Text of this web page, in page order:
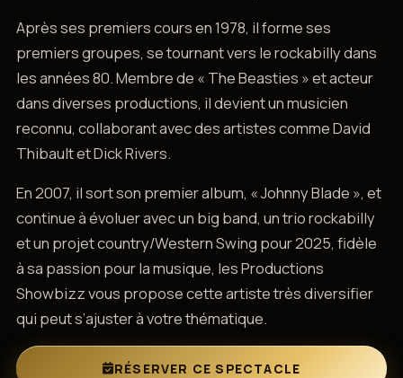
Après ses premiers cours en 1978, il forme ses
premiers groupes, se tournant vers le rockabilly dans
les années 80. Membre de « The Beasties » et acteur
dans diverses productions, il devient un musicien
reconnu, collaborant avec des artistes comme David
Thibault et Dick Rivers.
En 2007, il sort son premier album, « Johnny Blade », et
continue à évoluer avec un big band, un trio rockabilly
et un projet country/Western Swing pour 2025, fidèle
à sa passion pour la musique, les Productions
Showbizz vous propose cette artiste très diversifier
qui peut s’ajuster à votre thématique.
RÉSERVER CE SPECTACLE